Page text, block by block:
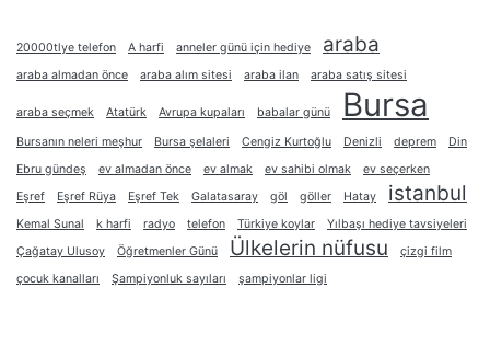
20000tlye telefon A harfi anneler günü için hediye araba
araba almadan önce araba alım sitesi araba ilan araba satış sitesi
araba seçmek Atatürk Avrupa kupaları babalar günü Bursa
Bursanın neleri meşhur Bursa şelaleri Cengiz Kurtoğlu Denizli deprem
Din
Ebru gündeş
ev almadan önce ev almak ev sahibi olmak
ev seçerken
Eşref
Eşref Rüya Eşref Tek Galatasaray göl göller Hatay istanbul
Kemal Sunal k harfi radyo telefon Türkiye koylar
Yılbaşı hediye tavsiyeleri
Çağatay Ulusoy
Öğretmenler Günü Ülkelerin nüfusu
çizgi film
çocuk kanalları
Şampiyonluk sayıları şampiyonlar ligi